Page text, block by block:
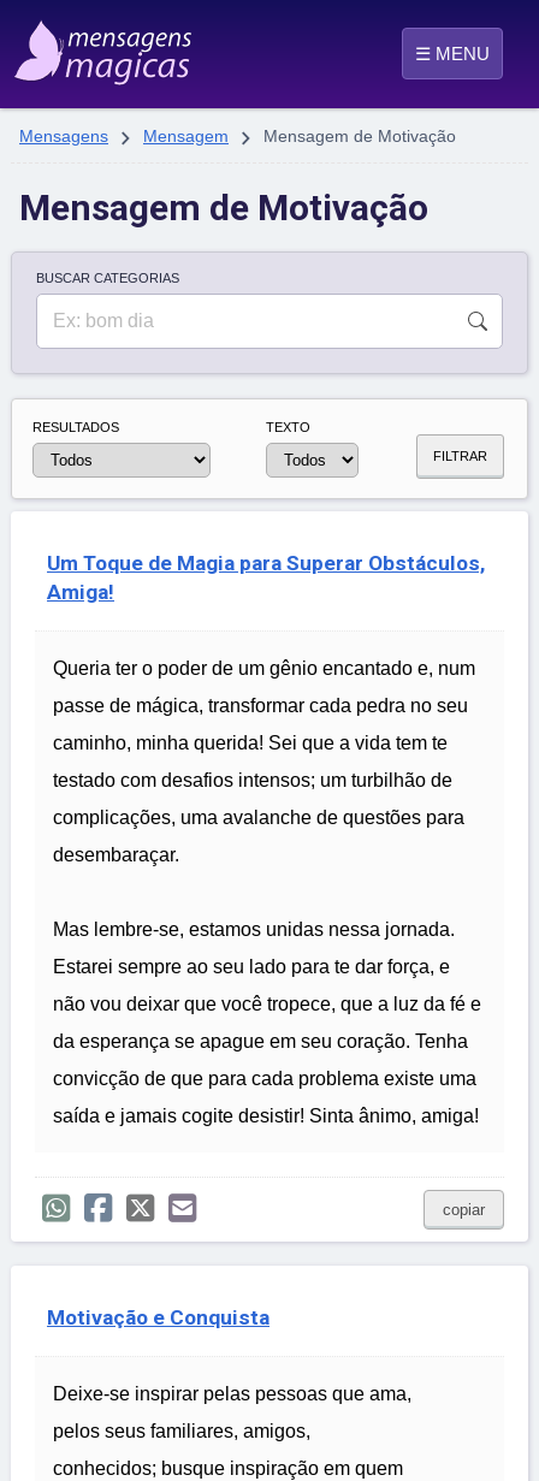
☰ MENU
Mensagens  Mensagem  Mensagem de Motivação
Mensagem de Motivação
BUSCAR CATEGORIAS
RESULTADOS
TEXTO
FILTRAR
Um Toque de Magia para Superar Obstáculos,
Amiga!
Queria ter o poder de um gênio encantado e, num
passe de mágica, transformar cada pedra no seu
caminho, minha querida! Sei que a vida tem te
testado com desafios intensos; um turbilhão de
complicações, uma avalanche de questões para
desembaraçar.
Mas lembre-se, estamos unidas nessa jornada.
Estarei sempre ao seu lado para te dar força, e
não vou deixar que você tropece, que a luz da fé e
da esperança se apague em seu coração. Tenha
convicção de que para cada problema existe uma
saída e jamais cogite desistir! Sinta ânimo, amiga!
copiar
Motivação e Conquista
Deixe-se inspirar pelas pessoas que ama,
pelos seus familiares, amigos,
conhecidos; busque inspiração em quem